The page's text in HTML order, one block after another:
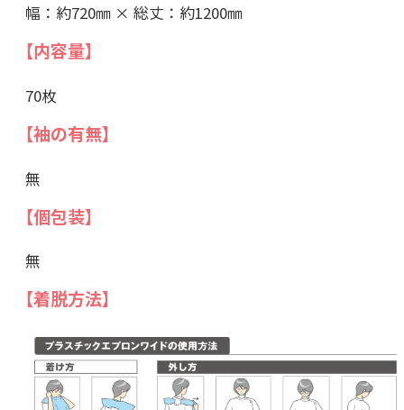
幅：約720㎜ × 総丈：約1200㎜
【内容量】
70枚
【袖の有無】
無
【個包装】
無
【着脱方法】